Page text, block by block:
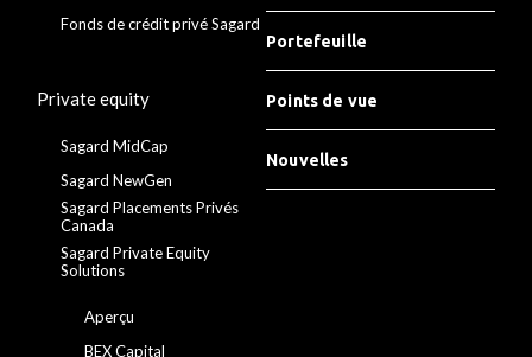
Fonds de crédit privé Sagard
Private equity
Sagard MidCap
Sagard NewGen
Sagard Placements Privés
Canada
Sagard Private Equity
Solutions
Aperçu
BEX Capital
Portefeuille
Points de vue
Nouvelles